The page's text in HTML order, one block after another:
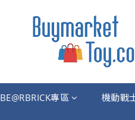
BE@RBRICK專區 機動戰